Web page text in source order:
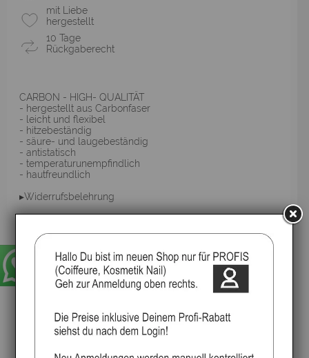
mit Liebe
hergestellt
10 Tage
Rückgaberecht
CARBON - HIGH- QUALITÄT
- hergestellt aus Carbonfaser
- leicht und flexibel
- hitzebeständig
- säure- und laugebeständig
- antistatisch
- temperaturunempfindlich
- hautfreundlich
▸Widerrufsbelehrung